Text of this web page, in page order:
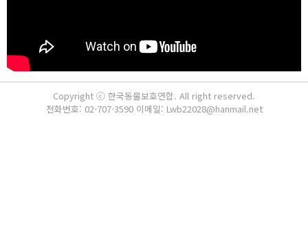
Copyright ⓒ 한국동물보호연합. All right reserved.
전화번호: 02-707-3590 이메일: Lwb22028@hanmail.net